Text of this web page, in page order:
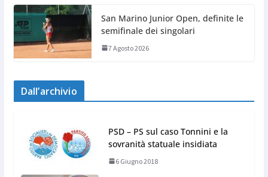
San Marino Junior Open, definite le
semifinale dei singolari
7 Agosto 2026
Dall’archivio
PSD – PS sul caso Tonnini e la
sovranità statuale insidiata
6 Giugno 2018